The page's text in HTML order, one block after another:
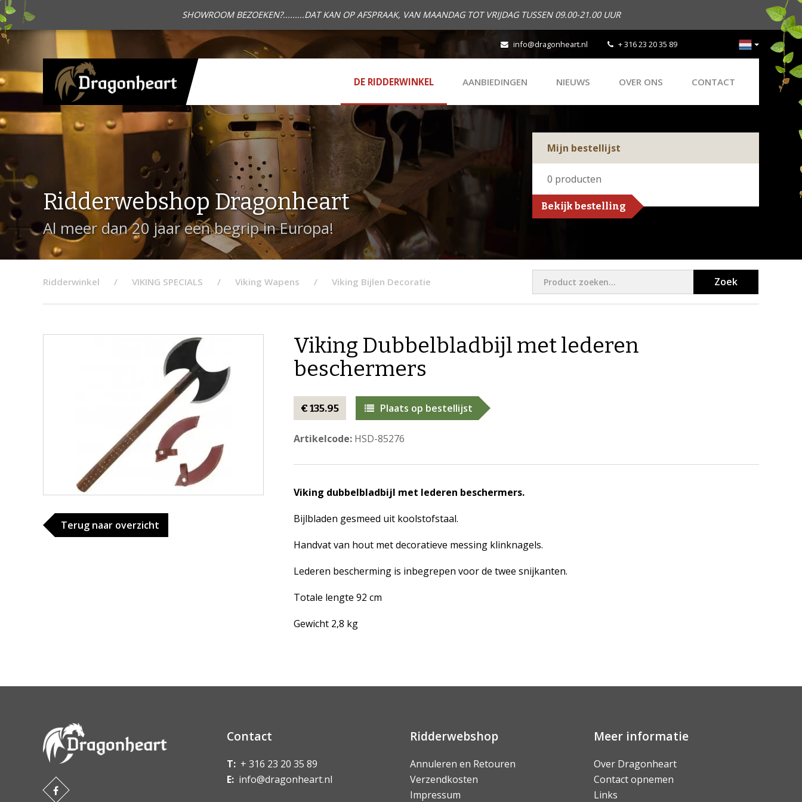
SHOWROOM BEZOEKEN?.........DAT KAN OP AFSPRAAK, VAN MAANDAG TOT VRIJDAG TUSSEN 09.00-21.00 UUR
info@dragonheart.nl + 316 23 20 35 89
DE RIDDERWINKEL AANBIEDINGEN NIEUWS OVER ONS CONTACT
Ridderwebshop Dragonheart
Al meer dan 20 jaar een begrip in Europa!
Mijn bestellijst
0 producten
Bekijk bestelling
Ridderwinkel VIKING SPECIALS Viking Wapens Viking Bijlen Decoratie Zoek
Terug naar overzicht
Viking Dubbelbladbijl met lederen
beschermers
€ 135.95 Plaats op bestellijst
Artikelcode:HSD-85276
Viking dubbelbladbijl met lederen beschermers.
Bijlbladen gesmeed uit koolstofstaal.
Handvat van hout met decoratieve messing klinknagels.
Lederen bescherming is inbegrepen voor de twee snijkanten.
Totale lengte 92 cm
Gewicht 2,8 kg
Contact
T: + 316 23 20 35 89
E: info@dragonheart.nl
Ridderwebshop
Annuleren en Retouren
Verzendkosten
Impressum
Meer informatie
Over Dragonheart
Contact opnemen
Links